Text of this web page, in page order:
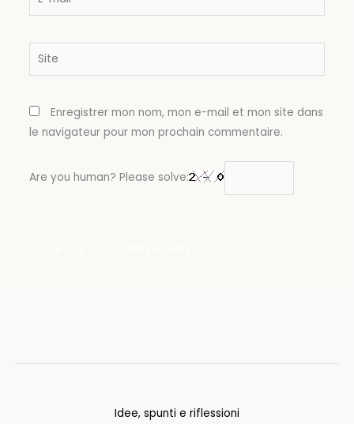
Site
Enregistrer mon nom, mon e-mail et mon site dans
le navigateur pour mon prochain commentaire.
Are you human? Please solve:
Idee, spunti e riflessioni